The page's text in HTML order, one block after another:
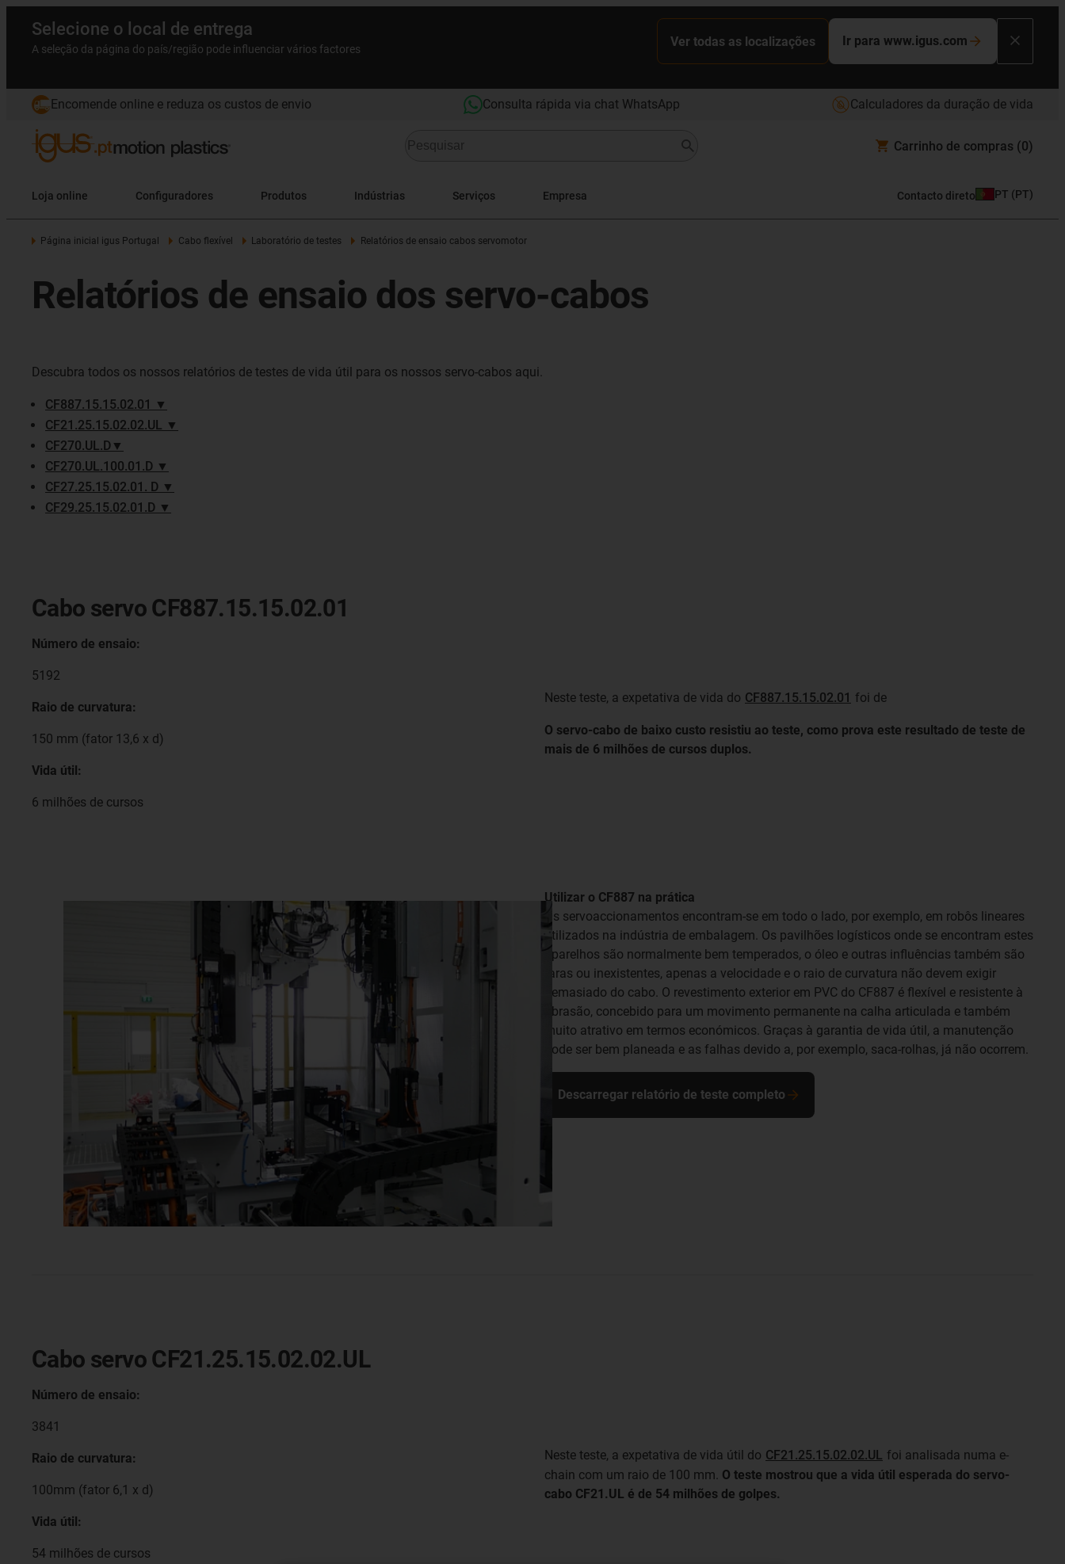
Selecione o local de entrega
A seleção da página do país/região pode influenciar vários factores
Ver todas as localizações Ir para www.igus.com
Encomende online e reduza os custos de envio Consulta rápida via chat WhatsApp Calculadores da duração de vida
Carrinho de compras (0)
Loja online Configuradores Produtos Indústrias Serviços Empresa Contacto direto PT (PT)
Página inicial igus Portugal Cabo flexível Laboratório de testes Relatórios de ensaio cabos servomotor
Relatórios de ensaio dos servo-cabos
Descubra todos os nossos relatórios de testes de vida útil para os nossos servo-cabos aqui.
CF887.15.15.02.01 ▼
CF21.25.15.02.02.UL ▼
CF270.UL.D▼
CF270.UL.100.01.D ▼
CF27.25.15.02.01. D ▼
CF29.25.15.02.01.D ▼
Cabo servo CF887.15.15.02.01
Número de ensaio:
5192
Raio de curvatura:
150 mm (fator 13,6 x d)
Vida útil:
6 milhões de cursos
Neste teste, a expetativa de vida do CF887.15.15.02.01 foi de
O servo-cabo de baixo custo resistiu ao teste, como prova este resultado de teste de
mais de 6 milhões de cursos duplos.
Utilizar o CF887 na prática
Os servoaccionamentos encontram-se em todo o lado, por exemplo, em robôs lineares
utilizados na indústria de embalagem. Os pavilhões logísticos onde se encontram estes
aparelhos são normalmente bem temperados, o óleo e outras influências também são
raras ou inexistentes, apenas a velocidade e o raio de curvatura não devem exigir
demasiado do cabo. O revestimento exterior em PVC do CF887 é flexível e resistente à
abrasão, concebido para um movimento permanente na calha articulada e também
muito atrativo em termos económicos. Graças à garantia de vida útil, a manutenção
pode ser bem planeada e as falhas devido a, por exemplo, saca-rolhas, já não ocorrem.
Descarregar relatório de teste completo
Cabo servo CF21.25.15.02.02.UL
Número de ensaio:
3841
Raio de curvatura:
100mm (fator 6,1 x d)
Vida útil:
54 milhões de cursos
Neste teste, a expetativa de vida útil do CF21.25.15.02.02.UL foi analisada numa e-
chain com um raio de 100 mm. O teste mostrou que a vida útil esperada do servo-
cabo CF21.UL é de 54 milhões de golpes.